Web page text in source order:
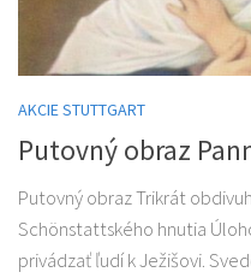
AKCIE STUTTGART
Putovný obraz
Putovný obraz Trikrát
Schönstattského hnutia
privádzať ľudí k Ježišovi.